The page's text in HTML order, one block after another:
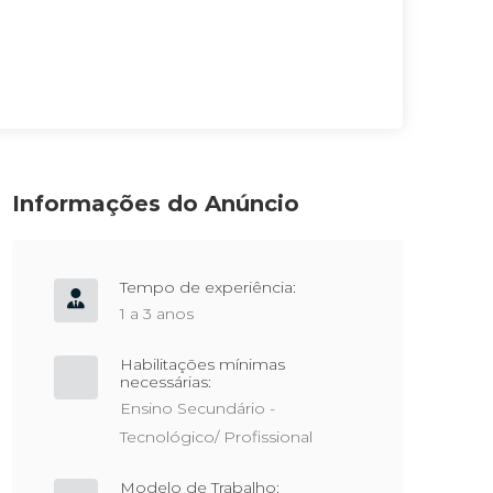
Informações do Anúncio
Tempo de experiência:
1 a 3 anos
Habilitações mínimas
necessárias:
Ensino Secundário -
Tecnológico/ Profissional
Modelo de Trabalho: